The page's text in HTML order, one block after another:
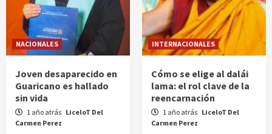
NACIONALES
Joven desaparecido en
Guaricano es hallado
sin vida
1 año atrás LiceloT Del
Carmen Perez
INTERNACIONALES
Cómo se elige al dalái
lama: el rol clave de la
reencarnación
1 año atrás LiceloT Del
Carmen Perez